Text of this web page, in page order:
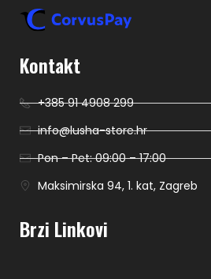
Kontakt
+385 91 4908 299
info@lusha-store.hr
Pon – Pet: 09:00 – 17:00
Maksimirska 94, 1. kat, Zagreb
Brzi Linkovi